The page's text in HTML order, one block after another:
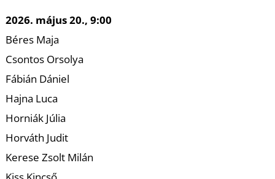
2026. május 20., 9:00
Béres Maja
Csontos Orsolya
Fábián Dániel
Hajna Luca
Horniák Júlia
Horváth Judit
Kerese Zsolt Milán